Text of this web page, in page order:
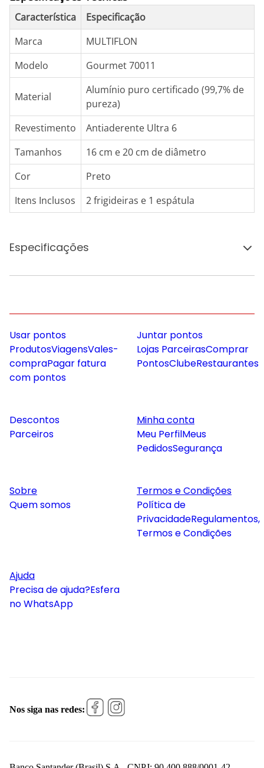
Característica
Especificação
Marca
MULTIFLON
Modelo
Gourmet 70011
Material
Alumínio puro certificado (99,7% de
pureza)
Revestimento
Antiaderente Ultra 6
Tamanhos
16 cm e 20 cm de diâmetro
Cor
Preto
Itens Inclusos
2 frigideiras e 1 espátula
Especificações
Usar pontos
ProdutosViagensVales-
compraPagar fatura
com pontos
Juntar pontos
Lojas ParceirasComprar
PontosClubeRestaurantes
Descontos
Parceiros
Minha conta
Meu PerfilMeus
PedidosSegurança
Sobre
Quem somos
Termos e Condições
Política de
PrivacidadeRegulamentos,
Termos e Condições
Ajuda
Precisa de ajuda?Esfera
no WhatsApp
Nos siga nas redes: